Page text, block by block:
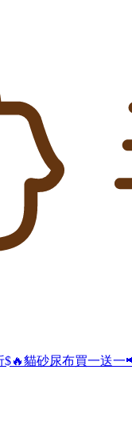
$🔥貓砂尿布買一送一